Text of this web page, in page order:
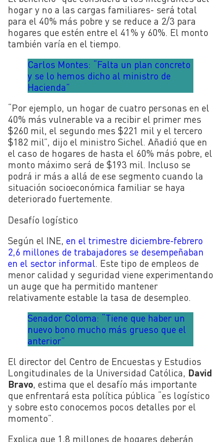
hogar y no a las cargas familiares- será total
para el 40% más pobre y se reduce a 2/3 para
hogares que estén entre el 41% y 60%. El monto
también varía en el tiempo.
Carlos Montes: “Falta un plan concreto
y se lo hemos dicho al ministro de
Hacienda”
“Por ejemplo, un hogar de cuatro personas en el
40% más vulnerable va a recibir el primer mes
$260 mil, el segundo mes $221 mil y el tercero
$182 mil”, dijo el ministro Sichel. Añadió que en
el caso de hogares de hasta el 60% más pobre, el
monto máximo será de $193 mil. Incluso se
podrá ir más a allá de ese segmento cuando la
situación socioeconómica familiar se haya
deteriorado fuertemente.
Desafío logístico
Según el INE, en el trimestre diciembre-febrero
2,6 millones de trabajadores se desempeñaban
en el sector informal. Este tipo de empleos de
menor calidad y seguridad viene experimentando
un auge que ha permitido mantener
relativamente estable la tasa de desempleo.
Senador Coloma: “Tiene que haber un
nuevo bono mucho más grueso que el
anterior”
El director del Centro de Encuestas y Estudios
Longitudinales de la Universidad Católica, David
Bravo, estima que el desafío más importante
que enfrentará esta política pública “es logístico
y sobre esto conocemos pocos detalles por el
momento”.
Explica que 1,8 millones de hogares deberán